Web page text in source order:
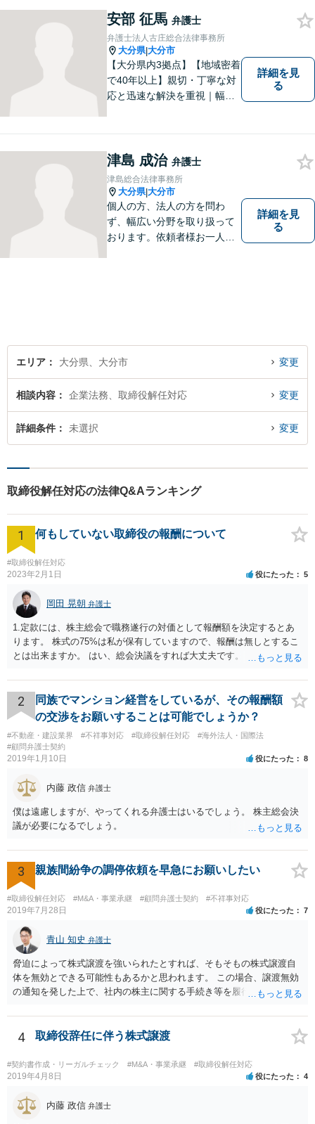
安部 征馬 弁護士
弁護士法人古庄総合法律事務所
大分県|大分市
【大分県内3拠点】【地域密着
で40年以上】親切・丁寧な対
応と迅速な解決を重視｜幅広
【別府・杵築にも拠点】
詳細を見
る
津島 成治 弁護士
津島総合法律事務所
大分県|大分市
個人の方、法人の方を問わ
ず、幅広い分野を取り扱って
おります。依頼者様お一人お
詳細を見
る
エリア 大分県、大分市 変更
相談内容 企業法務、取締役解任対応 変更
詳細条件 未選択 変更
取締役解任対応の法律Q&Aランキング
1 何もしていない取締役の報酬について
#取締役解任対応
2023年2月1日 役にたった 5
岡田 晃朝 弁護士
1.定款には、株主総会で職務遂行の対価として報酬額を決定するとあ
ります。 株式の75%は私が保有していますので、報酬は無しとするこ
とは出来ますか。 はい、総会決議をすれば大丈夫です。 一応、就任時
必要がありますが、本件では、そういう約束も無いようですし、大丈
夫でしょう。 2.定款には、任期も総会で決めるとありますので、短縮
して、取締役を任期満了で辞めてもらっても良いでしょうか？ 途中で
の退職は正当事由が必要です。 解任は自由に可能ですが、正当事由が
無ければ、損害賠償の対象になります。 もっとも、元より無報酬な
ら、損害が無いようには思いますが、その点、何か言ってくるかもし
2
同族でマンション経営をしているが、その報酬額
の交渉をお願いすることは可能でしょうか？
#不動産・建設業界 #不祥事対応 #取締役解任対応
#海外法人・国際法
#顧問弁護士契約
2019年1月10日 役にたった 8
内藤 政信 弁護士
僕は遠慮しますが、やってくれる弁護士はいるでしょう。 株主総会決
議が必要になるでしょう。
3 親族間紛争の調停依頼を早急にお願いしたい
#取締役解任対応 #M&A・事業承継 #顧問弁護士契約 #不祥事対応
2019年7月28日 役にたった 7
青山 知史 弁護士
脅迫によって株式譲渡を強いられたとすれば、そもそもの株式譲渡自
体を無効とできる可能性もあるかと思われます。 この場合、譲渡無効
の通知を発した上で、社内の株主に関する手続き等を履行していく必
株主権確認訴訟等に発展する可能性はあるかと思われます。 いずれに
しても、譲渡時の状況やその裏付けとなる証拠の有無、また、当該会
で、早い段階で、 関連資料をお持ちの上、弁護士にご相談をされたほ
うが良いかと思慮いたします。
4 取締役辞任に伴う株式譲渡
#契約書作成・リーガルチェック #M&A・事業承継 #取締役解任対応
2019年4月8日 役にたった 4
内藤 政信 弁護士